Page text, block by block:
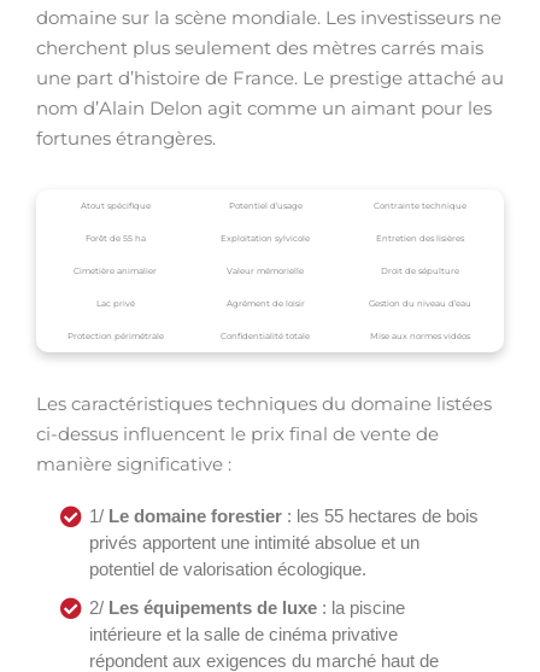
domaine sur la scène mondiale. Les investisseurs ne
cherchent plus seulement des mètres carrés mais
une part d’histoire de France. Le prestige attaché au
nom d’Alain Delon agit comme un aimant pour les
fortunes étrangères.
Atout spécifique Potentiel d’usage Contrainte technique
Forêt de 55 ha Exploitation sylvicole Entretien des lisières
Cimetière animalier Valeur mémorielle Droit de sépulture
Lac privé Agrément de loisir Gestion du niveau d’eau
Protection périmétrale Confidentialité totale Mise aux normes vidéos
Les caractéristiques techniques du domaine listées
ci-dessus influencent le prix final de vente de
manière significative :
1/ Le domaine forestier : les 55 hectares de bois
privés apportent une intimité absolue et un
potentiel de valorisation écologique.
2/ Les équipements de luxe : la piscine
intérieure et la salle de cinéma privative
répondent aux exigences du marché haut de